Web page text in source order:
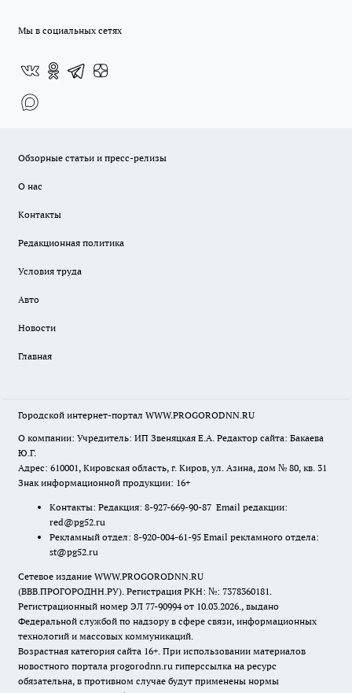
Мы в социальных сетях
Обзорные статьи и пресс-релизы
О нас
Контакты
Редакционная политика
Условия труда
Авто
Новости
Главная
Городской интернет-портал WWW.PROGORODNN.RU
О компании: Учредитель: ИП Звеняцкая Е.А. Редактор сайта: Бакаева
Ю.Г.
Адрес: 610001, Кировская область, г. Киров, ул. Азина, дом № 80, кв. 31
Знак информационной продукции: 16+
Контакты: Редакция: 8-927-669-90-87 Email редакции:
red@pg52.ru
Рекламный отдел: 8-920-004-61-95 Email рекламного отдела:
st@pg52.ru
Сетевое издание WWW.PROGORODNN.RU
(ВВВ.ПРОГОРОДНН.РУ). Регистрация РКН: №: 7378360181.
Регистрационный номер ЭЛ 77-90994 от 10.03.2026., выдано
Федеральной службой по надзору в сфере связи, информационных
технологий и массовых коммуникаций.
Возрастная категория сайта 16+. При использовании материалов
новостного портала progorodnn.ru гиперссылка на ресурс
обязательна, в противном случае будут применены нормы